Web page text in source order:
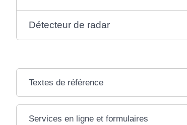
Détecteur de radar
Textes de référence
Services en ligne et formulaires